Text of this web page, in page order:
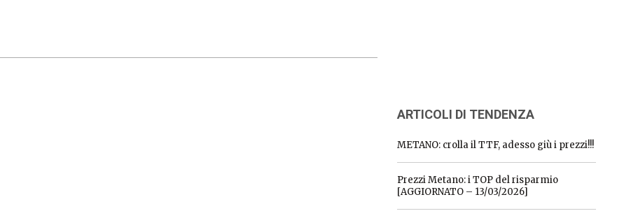
ARTICOLI DI TENDENZA
METANO: crolla il TTF, adesso giù i prezzi!!!
Prezzi Metano: i TOP del risparmio
[AGGIORNATO – 13/03/2026]